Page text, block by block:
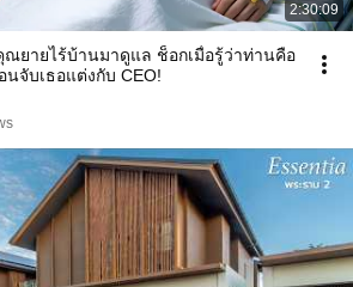
2:30:09
ณยายไร้บ้านมาดูแล ช็อกเมื่อรู้ว่าท่านคือ
นจับเธอแต่งกับ CEO!